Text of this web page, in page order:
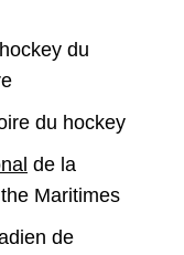
du
du hockey
de la
Maritimes
de